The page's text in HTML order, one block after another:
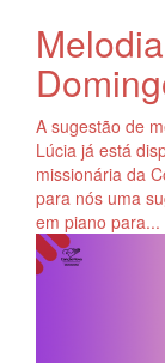
A sugestão de
Lúcia já está
missionária da
para nós uma
em piano para...